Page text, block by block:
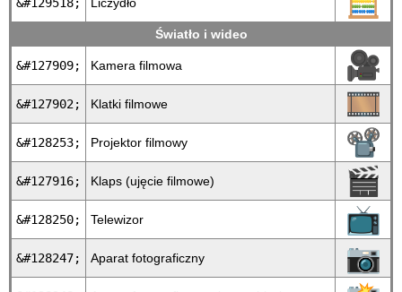
Światło i wideo
&#127909; Kamera filmowa 🎥
&#127902; Klatki filmowe 🎞
&#128253; Projektor filmowy 📽
&#127916; Klaps (ujęcie filmowe) 🎬
&#128250; Telewizor 📺
&#128247; Aparat fotograficzny 📷